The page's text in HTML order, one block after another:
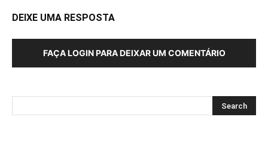
DEIXE UMA RESPOSTA
FAÇA LOGIN PARA DEIXAR UM COMENTÁRIO